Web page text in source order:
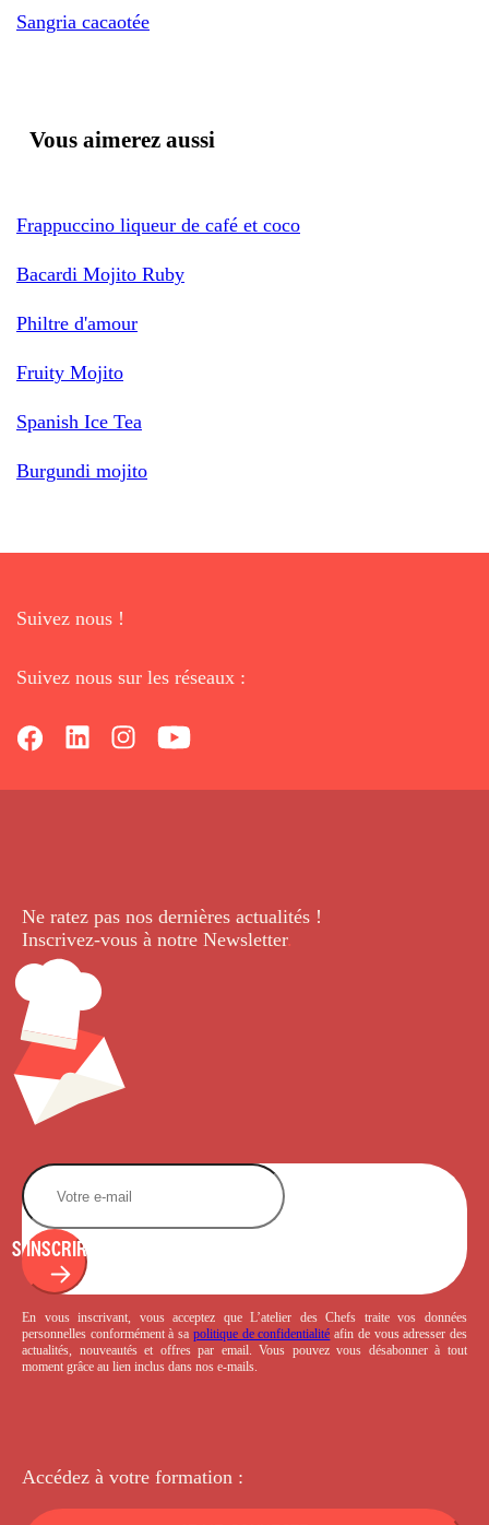
Sangria cacaotée
Vous aimerez aussi
Frappuccino liqueur de café et coco
Bacardi Mojito Ruby
Philtre d'amour
Fruity Mojito
Spanish Ice Tea
Burgundi mojito
Suivez nous !
Suivez nous sur les réseaux :
Ne ratez pas nos dernières actualités !
Inscrivez-vous à notre Newsletter.
S'INSCRIRE
En vous inscrivant, vous acceptez que L’atelier des Chefs traite vos données
personnelles conformément à sa politique de confidentialité afin de vous adresser des
actualités, nouveautés et offres par email. Vous pouvez vous désabonner à tout
moment grâce au lien inclus dans nos e-mails.
Accédez à votre formation :